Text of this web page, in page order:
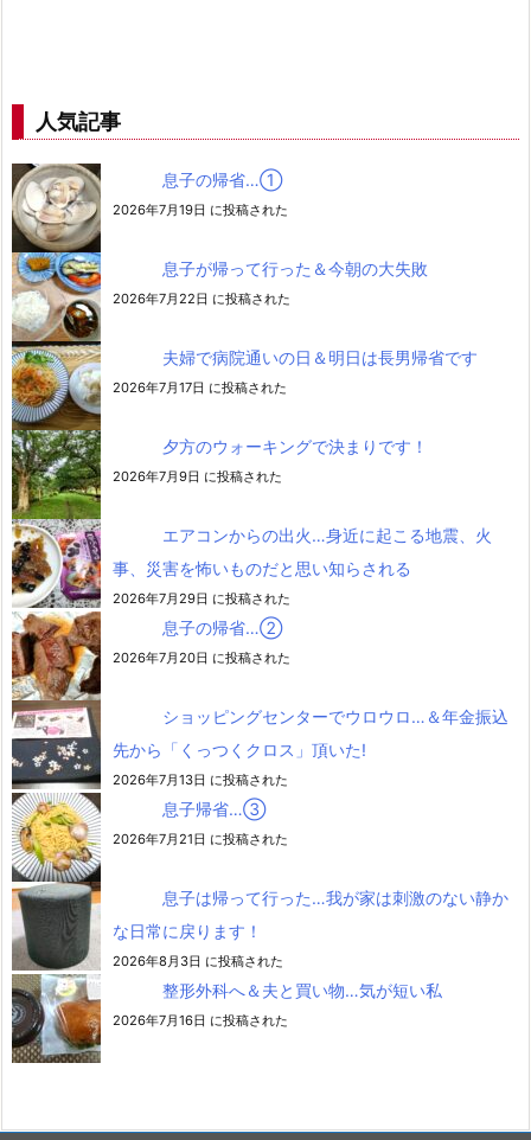
人気記事
息子の帰省…➀
2026年7月19日 に投稿された
息子が帰って行った＆今朝の大失敗
2026年7月22日 に投稿された
夫婦で病院通いの日＆明日は長男帰省です
2026年7月17日 に投稿された
夕方のウォーキングで決まりです！
2026年7月9日 に投稿された
エアコンからの出火…身近に起こる地震、火
事、災害を怖いものだと思い知らされる
2026年7月29日 に投稿された
息子の帰省…②
2026年7月20日 に投稿された
ショッピングセンターでウロウロ…＆年金振込
先から「くっつくクロス」頂いた!
2026年7月13日 に投稿された
息子帰省…③
2026年7月21日 に投稿された
息子は帰って行った…我が家は刺激のない静か
な日常に戻ります！
2026年8月3日 に投稿された
整形外科へ＆夫と買い物…気が短い私
2026年7月16日 に投稿された